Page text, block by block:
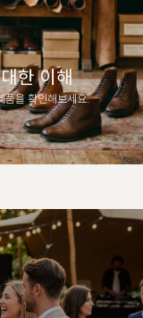
한 이해
품을 확인해보세요.